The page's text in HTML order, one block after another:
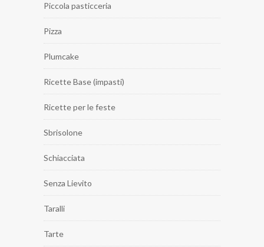
Piccola pasticceria
Pizza
Plumcake
Ricette Base (impasti)
Ricette per le feste
Sbrisolone
Schiacciata
Senza Lievito
Taralli
Tarte